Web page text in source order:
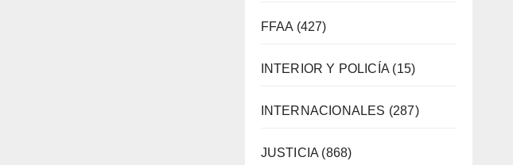
FFAA (427)
INTERIOR Y POLICÍA (15)
INTERNACIONALES (287)
JUSTICIA (868)